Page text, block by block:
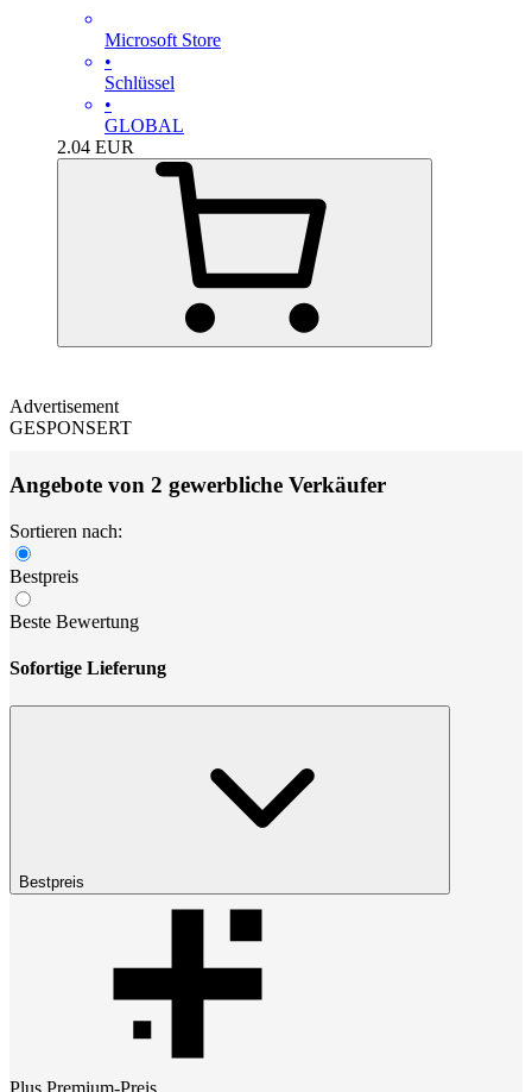
Microsoft Store
•
Schlüssel
•
GLOBAL
2.04 EUR
Advertisement
GESPONSERT
Angebote von 2 gewerbliche Verkäufer
Sortieren nach:
Bestpreis
Beste Bewertung
Sofortige Lieferung
Bestpreis
Plus Premium-Preis